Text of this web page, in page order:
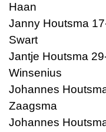
Haan
Janny Houtsma
Swart
Jantje Houtsma
Winsenius
Johannes
Zaagsma
Johannes